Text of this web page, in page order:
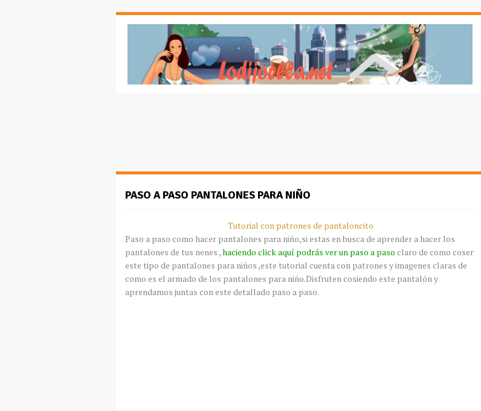
PASO A PASO PANTALONES PARA NIÑO
Tutorial con patrones de pantaloncito
Paso a paso como hacer pantalones para niño,si estas en busca de aprender a hacer los
pantalones de tus nenes ,haciendo clickaquí podrás ver un paso a paso claro de como coser
este tipo de pantalones para niños ,este tutorial cuenta con patrones yimagenes claras de
como es el armado de los pantalones para niño.Disfruten cosiendo este pantalóny
aprendamos juntas con este detallado paso a paso.